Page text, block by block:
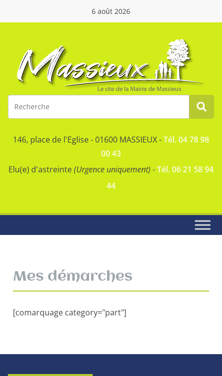
6 août 2026
146, place de l'Eglise - 01600 MASSIEUX -Tél. 04 78 98
00 43
Elu(e) d'astreinte(Urgence uniquement) -Tél. 06 21 58 94
44
Mes démarches
[comarquage category="part"]